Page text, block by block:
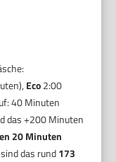
Eco2:00
40 Minuten
das +200 Minuten
20 Minuten
das rund173